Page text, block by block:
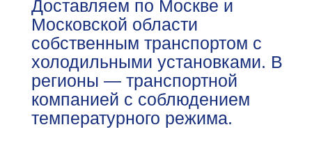
ОСТАВИТЬ ЗАЯВКУ
клиентов чтобы узнать о
наших топовых позициях